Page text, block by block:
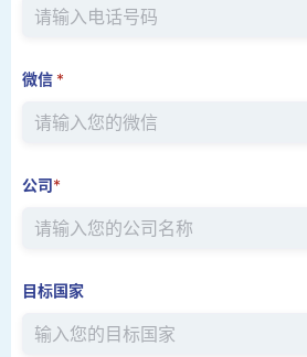
微信 *
公司*
目标国家